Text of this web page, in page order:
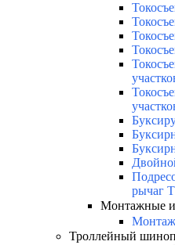
рычаг
Монтажные
Троллейный